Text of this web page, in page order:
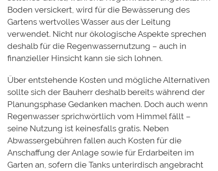
Boden versickert, wird für die Bewässerung des
Gartens wertvolles Wasser aus der Leitung
verwendet. Nicht nur ökologische Aspekte sprechen
deshalb für die Regenwassernutzung – auch in
finanzieller Hinsicht kann sie sich lohnen.
Über entstehende Kosten und mögliche Alternativen
sollte sich der Bauherr deshalb bereits während der
Planungsphase Gedanken machen. Doch auch wenn
Regenwasser sprichwörtlich vom Himmel fällt –
seine Nutzung ist keinesfalls gratis. Neben
Abwassergebühren fallen auch Kosten für die
Anschaffung der Anlage sowie für Erdarbeiten im
Garten an, sofern die Tanks unterirdisch angebracht